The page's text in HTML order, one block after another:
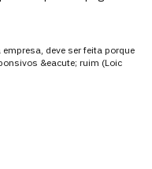
deve ser feita porque
&eacute; ruim (Loic